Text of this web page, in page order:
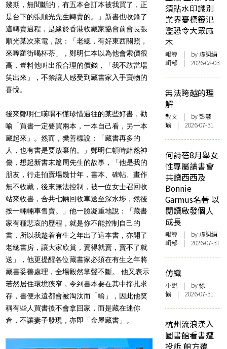
幾期，無間斷的，有五本合訂本被我買了，正
是台下的張順光先生轉賣的。」 新書也收錄了
這轉賣過程，是緣於香港收藏家協會前會長張
順光某次來電，說：「老總，有好東西關照，
來嚤羅街喝杯茶」，鄭明仁本以為他會索價很
高，豈料他叫出很合理的價錢，「我不敢當場
笑出來」，不禁讓人感受到藏書家入手寶物的
喜悅。
後來鄭明仁嘆喟不懂珍惜過往的某些好書，勸
喻「買書一定要買兩本，一本自己看，另一本
藏起來」。然而，樊善標說：「藏書再多的
人，也有書是要放棄的。」鄭明仁頓時黯然神
傷，想起新書末篇周先生的故事，「他是我的
朋友，行走拍賣場幾廿年，書本、碑帖、畫作
無不收藏，後來無法控制，被一位女士召回收
站來收書，合共七輛回收車送至深水埗，然後
按一輛輛車售賣。」他一臉凝重地說：「藏書
家有種悲哀的歷程，就是你不能控制自己的
書，所以我趁着有生之年出了這本書，亦開了
老總書房，讓大家欣賞，賣得就賣，賣不了就
送」，他更提醒各位藏書家必須在有生之年將
藏書妥善處理，全場毅然掌聲不斷。 他又表示
若然居住環境狹窄，令到書本要在其中掙扎求
存，書便永遠都會被淘汰而「輸」，因此他笑
稱有些人買書後不會拿回家，而是藏在迷你
倉，不讓妻子發現，亦即「金屋藏書」。
須貼水印識別
業界憂標籤氾
濫恐令大眾麻
木
報導 | by 虛詞編
輯部 | 2026-08-03
無法跨越的理
解
散文 | by 彭慧
瑜 | 2026-07-31
何詩蓓8月舉女
性專屬讀書會
共讀西西及
Bonnie
Garmus名著 以
閱讀啟發個人
成長
報導 | by 虛詞編
輯部 | 2026-07-31
仿織
小說 | by 悇
愉 | 2026-07-31
杭州流浪漢入
圖書館看書遭
投訴 館方覆